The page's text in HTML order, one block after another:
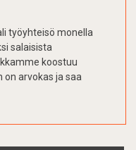
työyhteisö monella
salaisista
koostuu
on arvokas ja saa